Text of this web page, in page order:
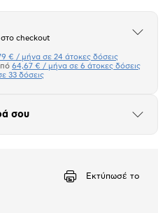
στο checkout
Άνοιξε
κάρτα
Μήνα
€ / μήνα σε 24 άτοκες δόσεις
64,67 € / μήνα σε 6 άτοκες δόσεις
33 δόσεις
σου
Άνοιξε
Εκτύπωσέ το